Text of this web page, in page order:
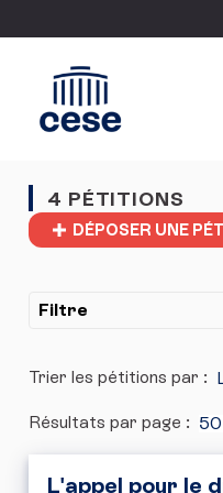
4 PÉTITIONS
DÉPOSER UNE
Filtre
Trier les pétitions par :
Résultats par page : 50
L'appel pour le